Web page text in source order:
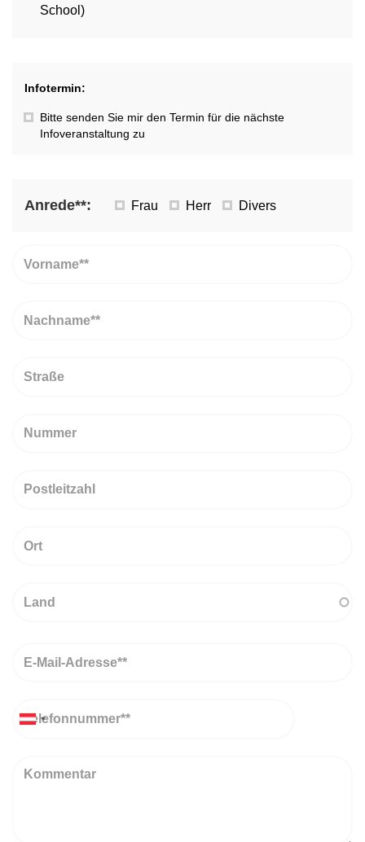
School)
Bitte senden Sie mir den Termin für die nächste
Infoveranstaltung zu
Infotermin:
Anrede**: Frau Herr Divers